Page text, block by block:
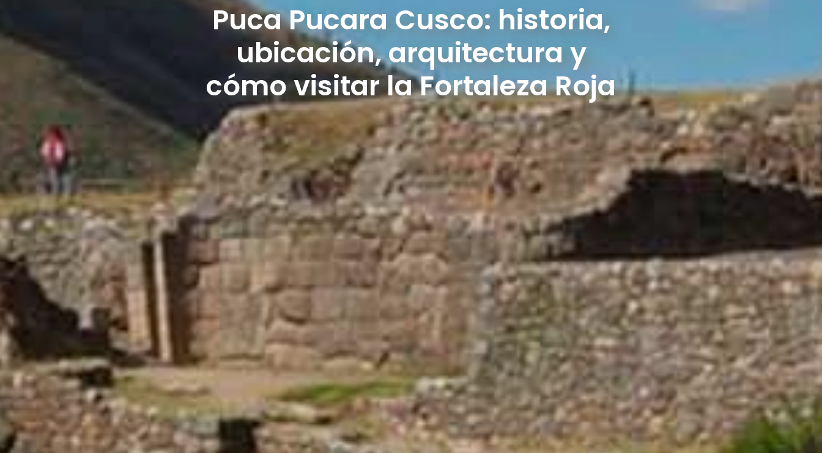
Puca Pucara Cusco: historia,
ubicación, arquitectura y
cómo visitar la Fortaleza Roja